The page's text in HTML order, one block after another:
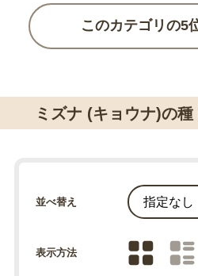
このカテゴリの5
ミズナ (キョウナ)の
並べ替え
表示方法